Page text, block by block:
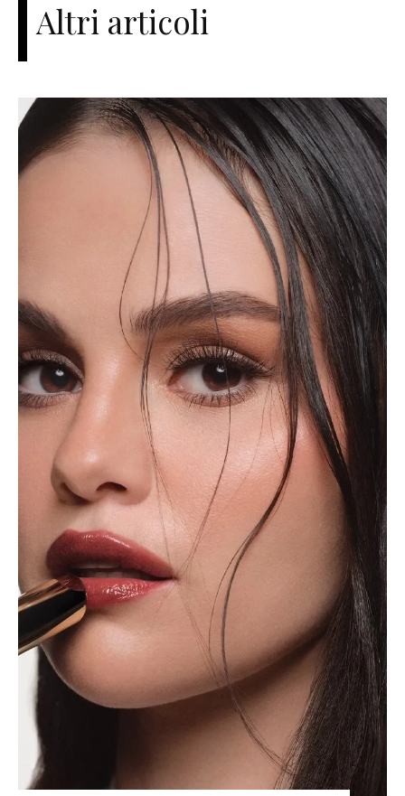
Altri articoli